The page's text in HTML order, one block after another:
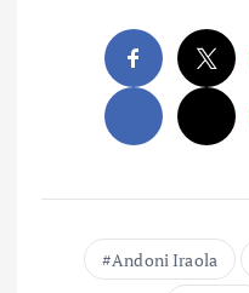
Andoni Iraola